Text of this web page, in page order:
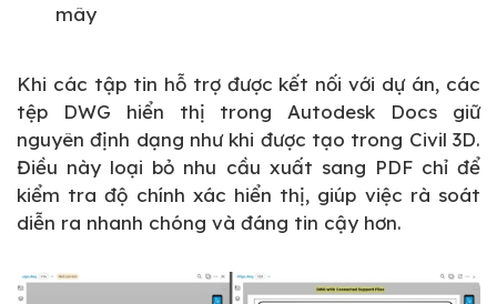
mây
Khi các tập tin hỗ trợ được kết nối với dự án, các
tệp DWG hiển thị trong Autodesk Docs giữ
nguyên định dạng như khi được tạo trong Civil 3D.
Điều này loại bỏ nhu cầu xuất sang PDF chỉ để
kiểm tra độ chính xác hiển thị, giúp việc rà soát
diễn ra nhanh chóng và đáng tin cậy hơn.